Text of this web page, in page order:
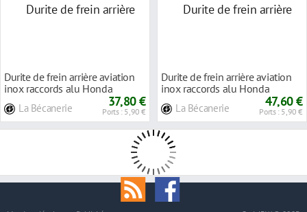
Durite de frein arrière aviation
inox raccords alu Honda
La Bécanerie 37,80 €
Ports : 5,90 €
Durite de frein arrière aviation
inox raccords alu Honda
La Bécanerie 47,60 €
Ports : 5,90 €